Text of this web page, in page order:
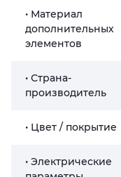
• Материал
дополнительных
элементов
• Страна-
производитель
• Цвет / покрытие
• Электрические